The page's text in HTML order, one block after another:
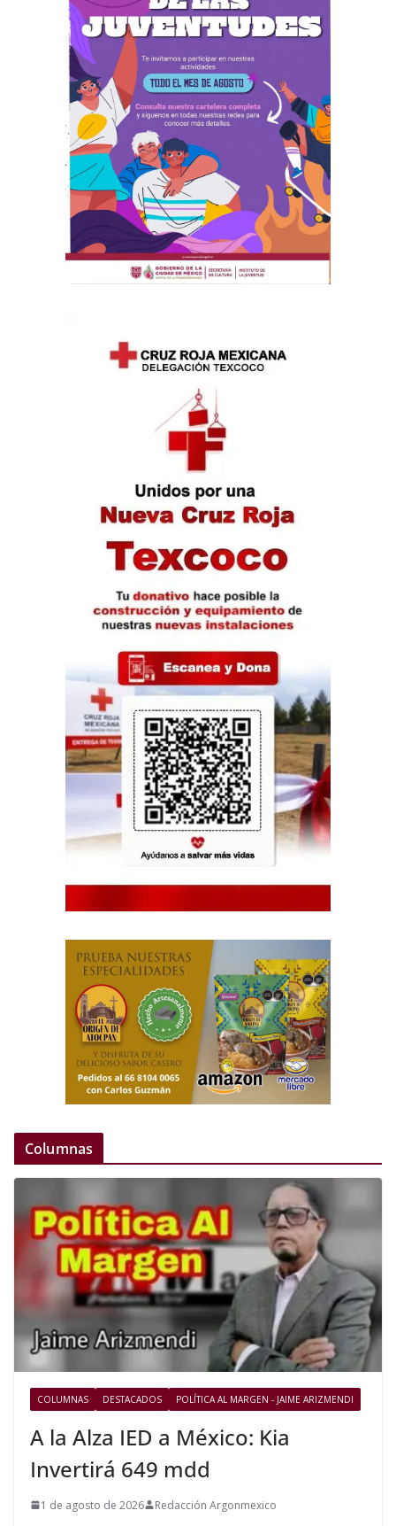
Columnas
COLUMNAS DESTACADOS POLÍTICA AL MARGEN - JAIME ARIZMENDI
A la Alza IED a México: Kia
Invertirá 649 mdd
1 de agosto de 2026 Redacción Argonmexico